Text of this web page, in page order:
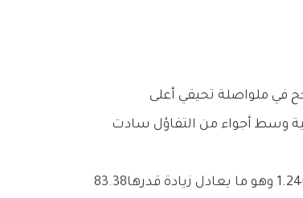
ومع‭ ‬ختام‭ ‬تعاملات‭ ‬أمس،‭ ‬أغلق‭ ‬المؤشر‭ ‬العام‭ ‬لسوق‭ ‬دبي‭ ‬المالي‭ ‬عند‭ ‬مستوى4674‭.‬38‭ ‬نقطة،‭ ‬محققاً‭ ‬ارتفاعاً‭ ‬بنسبة‭ ‬1‭.‬246‭ %‬،‭ ‬وهو‭ ‬ما‭ ‬يعادل‭ ‬زيادة‭ ‬قدرها‭ ‬83.38‭